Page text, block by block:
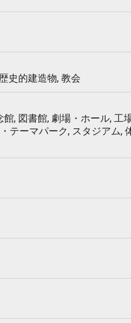
史的建造物, 教会
, 図書館, 劇場・ホール, 工
テーマパーク, スタジアム,